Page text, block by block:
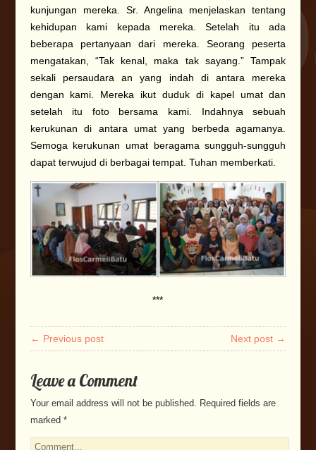
kunjungan mereka. Sr. Angelina menjelaskan tentang
kehidupan kami kepada mereka. Setelah itu ada
beberapa pertanyaan dari mereka. Seorang peserta
mengatakan, “Tak kenal, maka tak sayang.” Tampak
sekali persaudara an yang indah di antara mereka
dengan kami. Mereka ikut duduk di kapel umat dan
setelah itu foto bersama kami. Indahnya sebuah
kerukunan di antara umat yang berbeda agamanya.
Semoga kerukunan umat beragama sungguh-sungguh
dapat terwujud di berbagai tempat. Tuhan memberkati.
***
← Previous post Next post →
Leave a Comment
Your email address will not be published. Required fields are
marked *